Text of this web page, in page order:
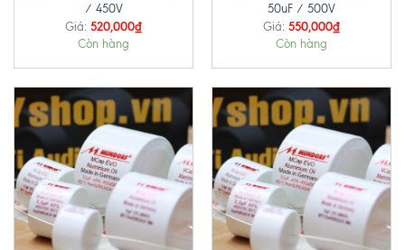
/ 450V
Giá: 520,000₫
Còn hàng
50uF / 500V
Giá: 550,000₫
Còn hàng